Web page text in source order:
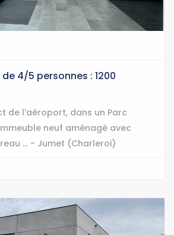
4/5 personnes : 1200
de l'aéroport, dans un Parc
neuf aménagé avec
... - Jumet (Charleroi)